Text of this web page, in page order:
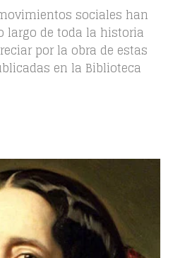
sociales han
largo de toda la historia
por la obra de estas
en la Biblioteca